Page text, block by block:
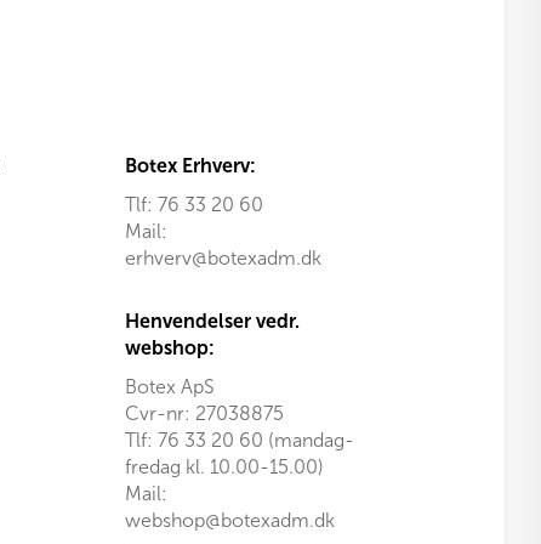
Botex Erhverv:
Tlf: 76 33 20 60
Mail:
erhverv@botexadm.dk
Henvendelser vedr.
webshop:
Botex ApS
Cvr-nr: 27038875
Tlf: 76 33 20 60 (mandag-
fredag kl. 10.00-15.00)
Mail:
webshop@botexadm.dk